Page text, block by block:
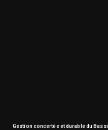
Gestion concertée et durable du